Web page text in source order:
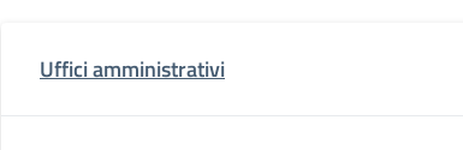
Uffici amministrativi